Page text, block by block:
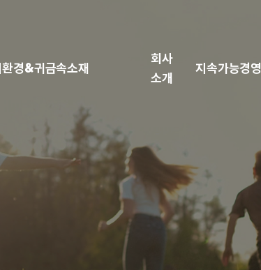
경&귀금속소재
회사
소개
지속가능경영